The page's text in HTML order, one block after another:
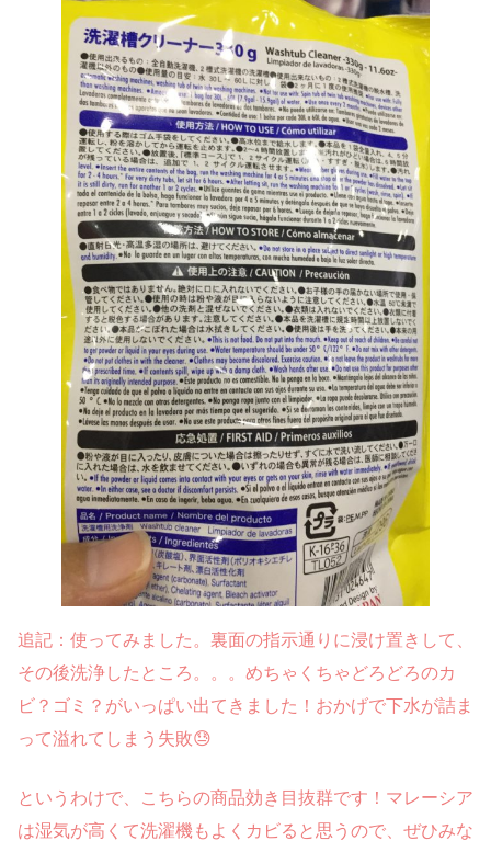
追記：使ってみました。裏面の指示通りに浸け置きして、
その後洗浄したところ。。。めちゃくちゃどろどろのカ
ビ？ゴミ？がいっぱい出てきました！おかげで下水が詰ま
って溢れてしまう失敗😓
というわけで、こちらの商品効き目抜群です！マレーシア
は湿気が高くて洗濯機もよくカビると思うので、ぜひみな